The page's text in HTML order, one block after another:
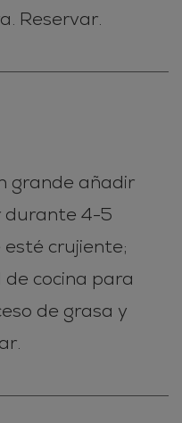
Reservar.
grande añadir
durante 4-5
crujiente;
cocina para
de grasa y